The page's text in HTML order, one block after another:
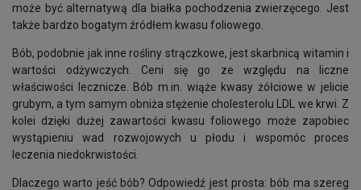
może być alternatywą dla białka pochodzenia zwierzęcego. Jest
także bardzo bogatym źródłem kwasu foliowego.
Bób, podobnie jak inne rośliny strączkowe, jest skarbnicą witamin i
wartości odżywczych. Ceni się go ze względu na liczne
właściwości lecznicze. Bób m.in. wiąże kwasy żółciowe w jelicie
grubym, a tym samym obniża stężenie cholesterolu LDL we krwi. Z
kolei dzięki dużej zawartości kwasu foliowego może zapobiec
wystąpieniu wad rozwojowych u płodu i wspomóc proces
leczenia niedokrwistości.
Dlaczego warto jeść bób? Odpowiedź jest prosta: bób ma szereg